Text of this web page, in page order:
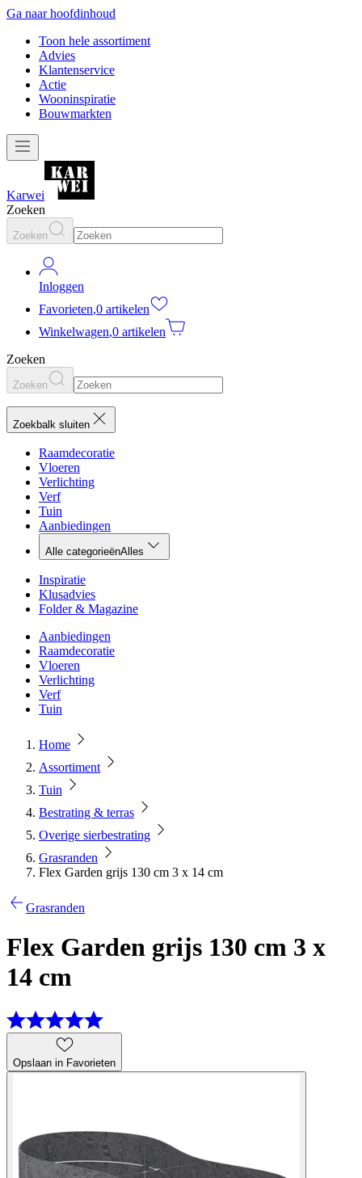
Ga naar hoofdinhoud
Toon hele assortiment
Advies
Klantenservice
Actie
Wooninspiratie
Bouwmarkten
Karwei
Zoeken
Zoeken
Inloggen
Favorieten,0 artikelen
Winkelwagen,0 artikelen
Zoeken
Zoeken
Zoekbalk sluiten
Raamdecoratie
Vloeren
Verlichting
Verf
Tuin
Aanbiedingen
Alle categorieënAlles
Inspiratie
Klusadvies
Folder & Magazine
Aanbiedingen
Raamdecoratie
Vloeren
Verlichting
Verf
Tuin
Home
Assortiment
Tuin
Bestrating & terras
Overige sierbestrating
Grasranden
Flex Garden grijs 130 cm 3 x 14 cm
Grasranden
Flex Garden grijs 130 cm 3 x
14 cm
Opslaan in Favorieten